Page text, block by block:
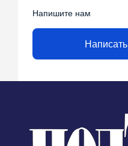
Напишите нам
Написать